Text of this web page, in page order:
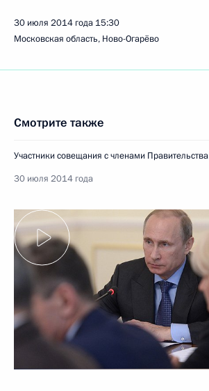
30 июля 2014 года 15:30
Московская область, Ново-Огарёво
Смотрите также
Участники совещания с членами Правительства
30 июля 2014 года